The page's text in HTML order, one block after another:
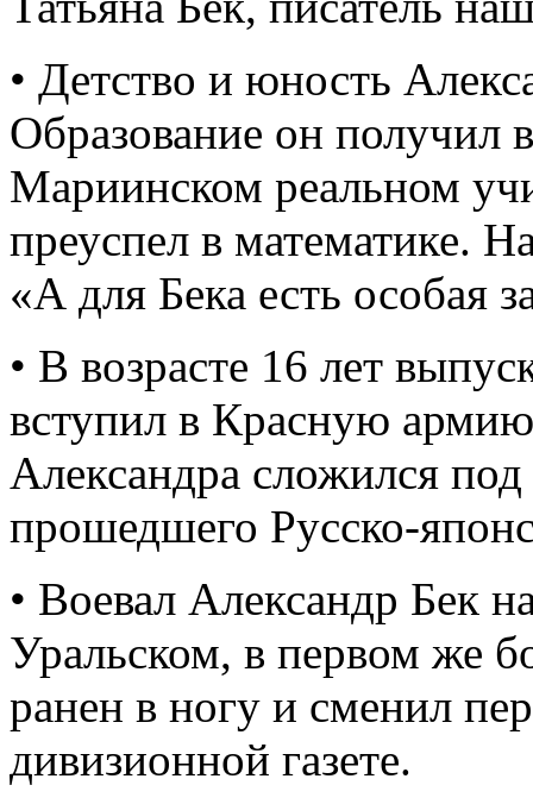
• Детство и юность
Образование он получил
Мариинском реальном
преуспел в математике.
«А для Бека есть особая
• В возрасте 16 лет
вступил в Красную
Александра сложился
прошедшего Русско-
• Воевал Александр Бек
Уральском, в первом же
ранен в ногу и сменил
дивизионной газете.